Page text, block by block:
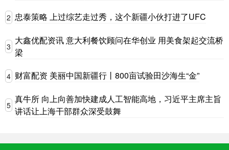
2 忠泰策略 上过综艺走过秀，这个新疆小伙打进了UFC
3
大鑫优配资讯 意大利餐饮顾问在华创业 用美食架起交流桥
梁
4 财富配资 美丽中国新疆行丨800亩试验田沙海生“金”
5
真牛所 向上向善加快建成人工智能高地，习近平主席主旨
讲话让上海干部群众深受鼓舞